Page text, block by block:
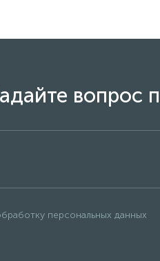
вопрос
персональных данных